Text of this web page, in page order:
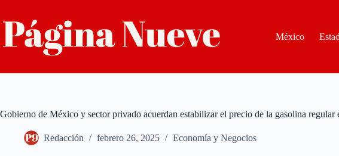
contenido
México
Gobierno de México y sector privado acuerdan estabilizar el precio de la gasolina regular
Redacción febrero 26, 2025 Economía y Negocios